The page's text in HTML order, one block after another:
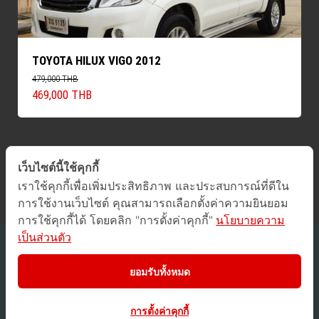
TOYOTA HILUX VIGO 2012
479,000 THB
469,000 THB
All Rights Reserved.
Privacy Policy/Terms of Use
เว็บไซต์นี้ใช้คุกกี้
เราใช้คุกกี้เพื่อเพิ่มประสิทธิภาพ และประสบการณ์ที่ดีใน
การใช้งานเว็บไซต์ คุณสามารถเลือกตั้งค่าความยินยอม
การใช้คุกกี้ได้ โดยคลิก "การตั้งค่าคุกกี้" นโยบายความ
เป็นส่วนตัว
ยอมรับทั้งหมด
การตั้งค่าคุกกี้